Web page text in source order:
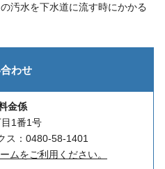
汚水を下水道に流す時にかかる
わせ
金係
1番1号
：0480-58-1401
ムをご利用ください。